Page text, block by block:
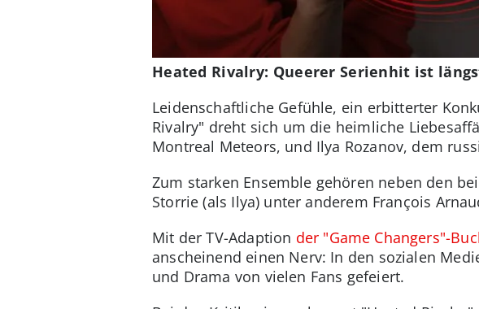
Heated Rivalry: Queerer Serienhit ist
Leidenschaftliche Gefühle, ein erbitterter
Rivalry" dreht sich um die heimliche
Montreal Meteors, und Ilya Rozanov, dem
Zum starken Ensemble gehören neben den
Storrie (als Ilya) unter anderem François
Mit der TV-Adaption der "Game Changers"-
anscheinend einen Nerv: In den sozialen
und Drama von vielen Fans gefeiert.